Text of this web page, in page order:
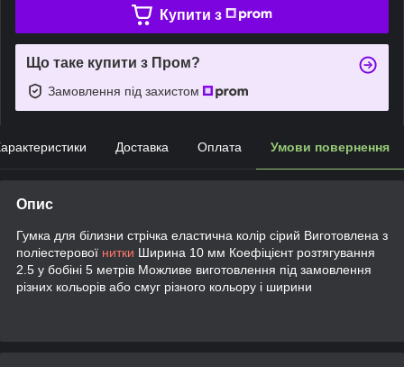
Купити з
Що таке купити з Пром?
Замовлення під захистом
Доставка Оплата Умови повернення
Опис
Гумка для білизни стрічка еластична колір сірий Виготовлена ​​з
поліестерової нитки Ширина 10 мм Коефіцієнт розтягування
2.5 у бобіні 5 метрів Можливе виготовлення під замовлення
різних кольорів або смуг різного кольору і ширини